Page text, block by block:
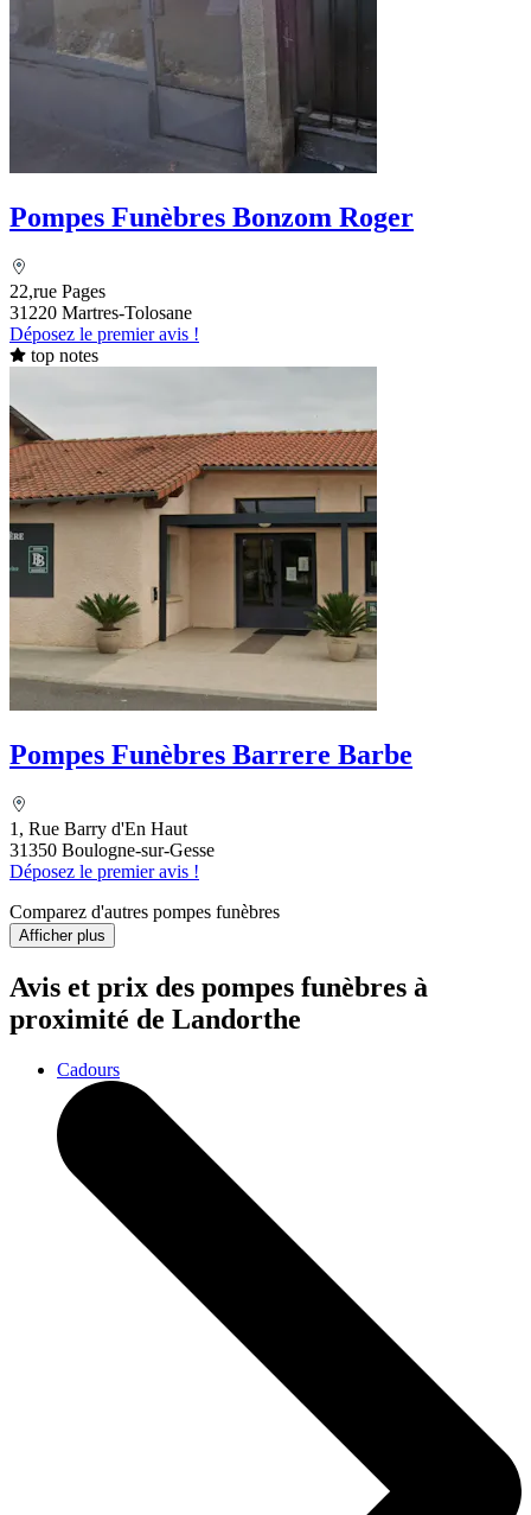
Pompes Funèbres Bonzom Roger
22,rue Pages
31220 Martres-Tolosane
Déposez le premier avis !
top notes
Pompes Funèbres Barrere Barbe
1, Rue Barry d'En Haut
31350 Boulogne-sur-Gesse
Déposez le premier avis !
Comparez d'autres pompes funèbres
Afficher plus
Avis et prix des pompes funèbres à
proximité de Landorthe
Cadours